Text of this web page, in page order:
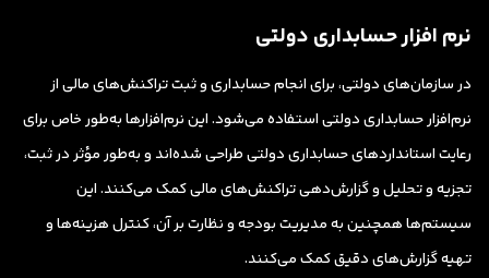
نرم افزار حسابداری دولتی
در سازمان‌های دولتی، برای انجام حسابداری و ثبت تراکنش‌های مالی از
نرم‌افزار حسابداری دولتی استفاده می‌شود. این نرم‌افزارها به‌طور خاص برای
رعایت استانداردهای حسابداری دولتی طراحی شده‌اند و به‌طور مؤثر در ثبت،
تجزیه و تحلیل و گزارش‌دهی تراکنش‌های مالی کمک می‌کنند. این
سیستم‌ها همچنین به مدیریت بودجه و نظارت بر آن، کنترل هزینه‌ها و
تهیه گزارش‌های دقیق کمک می‌کنند.